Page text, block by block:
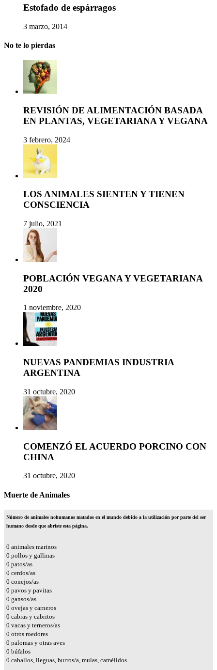
Estofado de espárragos
3 marzo, 2014
No te lo pierdas
REVISIÓN DE ALIMENTACIÓN BASADA
EN PLANTAS, VEGETARIANA Y VEGANA
3 febrero, 2024
LOS ANIMALES SIENTEN Y TIENEN
CONSCIENCIA
7 julio, 2021
POBLACIÓN VEGANA Y VEGETARIANA
2020
1 noviembre, 2020
NUEVAS PANDEMIAS INDUSTRIA
ARGENTINA
31 octubre, 2020
COMENZÓ EL ACUERDO PORCINO CON
CHINA
31 octubre, 2020
Muerte de Animales
Número de animales nohumanos matados en el mundo debido a la utilización por parte del ser
humano desde que abriste esta página.
0 animales marinos
0 pollos y gallinas
0 patos/as
0 cerdos/as
0 conejos/as
0 pavos y pavitas
0 gansos/as
0 ovejas y carneros
0 cabras y cabritos
0 vacas y terneros/as
0 otros roedores
0 palomas y otras aves
0 búfalos
0 caballos, lleguas, burros/a, mulas, camélidos